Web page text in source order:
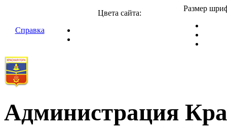
Справка
Цвета сайта:
Размер
Администрация